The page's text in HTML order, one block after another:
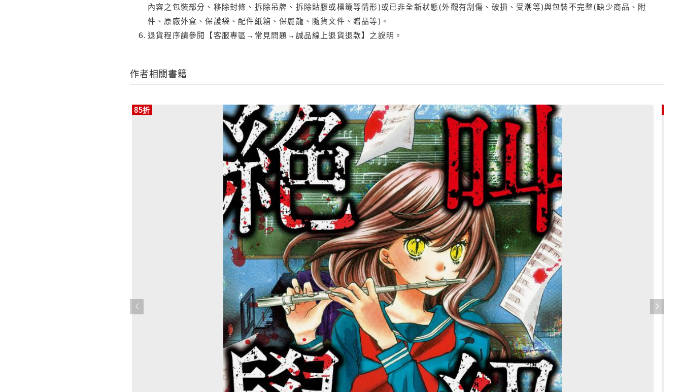
內容之包裝部分、移除封條、拆除吊牌、拆除貼膠或標籤等情形)或已非全新狀態(外觀有刮傷、破損、受潮等)與包裝不完整(缺少商品、附
件、原廠外盒、保護袋、配件紙箱、保麗龍、隨貨文件、贈品等)。
退貨程序請參閱【客服專區→常見問題→誠品線上退貨退款】之說明。
作者相關書籍
85折